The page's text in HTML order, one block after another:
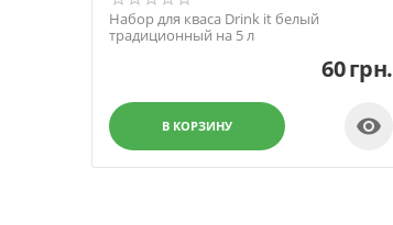
Набор для кваса Drink it белый
традиционный на 5 л
60грн.
В КОРЗИНУ 